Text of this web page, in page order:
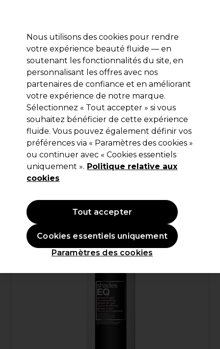
Se connecter
Marques Bons plans Coiffure Electro et Matériel
Livraison et délais
lire la suite
Redken
Redken Shades EQ Gloss To Cream
Developer 1L
(0)
14,55 €Hors TVA
Nous utilisons des cookies pour rendre
votre expérience beauté fluide — en
soutenant les fonctionnalités du site, en
personnalisant les offres avec nos
partenaires de confiance et en améliorant
votre expérience de notre marque.
Sélectionnez « Tout accepter » si vous
souhaitez bénéficier de cette expérience
fluide. Vous pouvez également définir vos
préférences via « Paramètres des cookies »
ou continuer avec « Cookies essentiels
uniquement ». Politique relative aux
cookies
Paramètres des cookies
Cookies essentiels uniquement
Tout accepter